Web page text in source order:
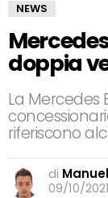
NEWS
doppia
La
riferiscono
di
09/10/